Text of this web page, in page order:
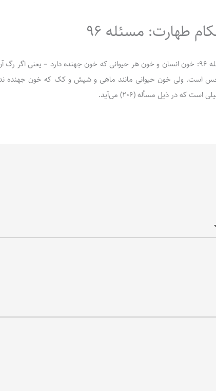
طهارت: مسئله 96
مسئله 96: خون انسان و خون هر حیوانی که خون جهنده دارد – یعنی اگر
است. ولی خون حیوانی مانند ماهی و شپش و کک که خون جهنده
است که در ذیل مسأله (206) می‌آید.